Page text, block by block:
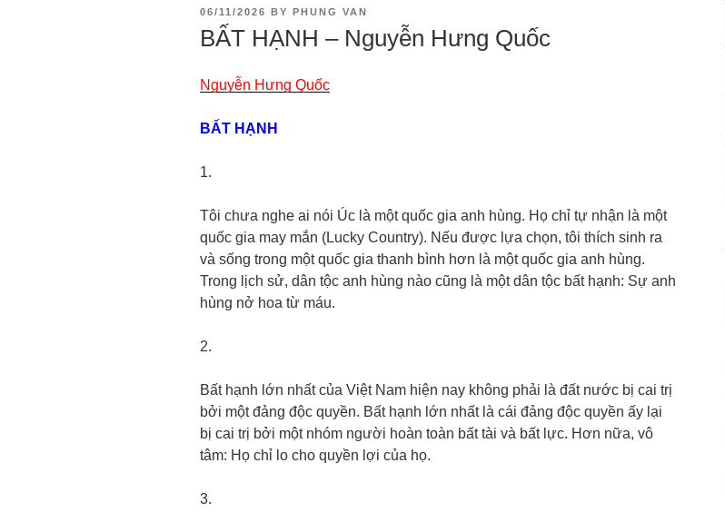
06/11/2026 BY PHUNG VAN
BẤT HẠNH – Nguyễn Hưng Quốc
Nguyễn Hưng Quốc
BẤT HẠNH
1.
Tôi chưa nghe ai nói Úc là một quốc gia anh hùng. Họ chỉ tự nhận là một
quốc gia may mắn (Lucky Country). Nếu được lựa chọn, tôi thích sinh ra
và sống trong một quốc gia thanh bình hơn là một quốc gia anh hùng.
Trong lịch sử, dân tộc anh hùng nào cũng là một dân tộc bất hạnh: Sự anh
hùng nở hoa từ máu.
2.
Bất hạnh lớn nhất của Việt Nam hiện nay không phải là đất nước bị cai trị
bởi một đảng độc quyền. Bất hạnh lớn nhất là cái đảng độc quyền ấy lại
bị cai trị bởi một nhóm người hoàn toàn bất tài và bất lực. Hơn nữa, vô
tâm: Họ chỉ lo cho quyền lợi của họ.
3.